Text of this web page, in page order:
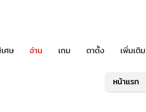
ศษ อ่าน เกม ตาตั้ง เพิ่มเติม
หน้าแรก